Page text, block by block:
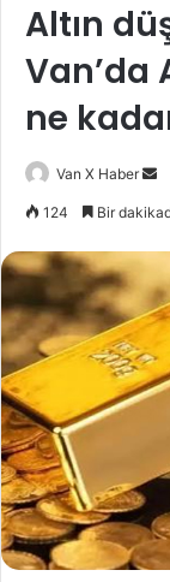
Altın
Van’da
ne
Van X Haber
124 Bir